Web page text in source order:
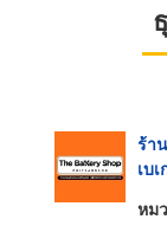
ร้า
เบ
หม